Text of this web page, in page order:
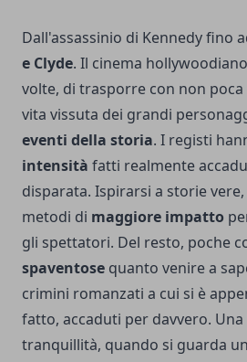
Dall'assassinio di Kennedy fino
e Clyde. Il cinema
volte, di trasporre con non poca
vita vissuta dei grandi
eventi della storia. I registi
intensità fatti realmente
disparata. Ispirarsi a storie
metodi di maggiore impatto
gli spettatori. Del resto, poche
spaventose quanto venire a
crimini romanzati a cui si è
fatto, accaduti per davvero.
tranquillità, quando si guarda